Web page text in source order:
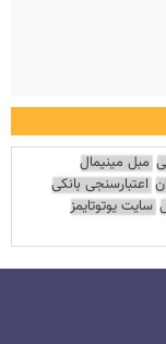
مبل مینیمال
اعتبارسنجی بانکی
سایت یوتوتایمز